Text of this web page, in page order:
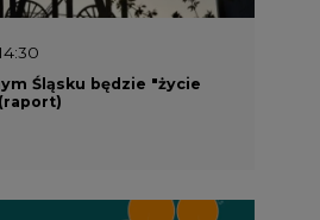
Śląsku będzie "życie